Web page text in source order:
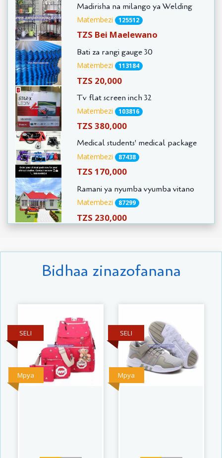
Madirisha na milango ya Welding
Matembezi 125512
TZS Bei Maelewano
Bati za rangi gauge 30
Matembezi 113184
TZS 20,000
Tv flat screen inch 32
Matembezi 103816
TZS 380,000
Medical students' medical package
Matembezi 87438
TZS 170,000
Ramani ya nyumba vyumba vitano
Matembezi 87299
TZS 230,000
Bidhaa zinazofanana
Mpya
SELI
Mpya
SELI